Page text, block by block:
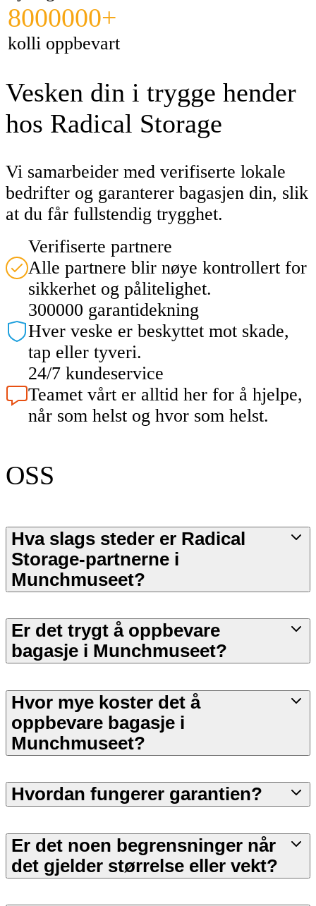
8000000+
kolli oppbevart
Vesken din i trygge hender
hos Radical Storage
Vi samarbeider med verifiserte lokale
bedrifter og garanterer bagasjen din, slik
at du får fullstendig trygghet.
Verifiserte partnere
Alle partnere blir nøye kontrollert for
sikkerhet og pålitelighet.
300000 garantidekning
Hver veske er beskyttet mot skade,
tap eller tyveri.
24/7 kundeservice
Teamet vårt er alltid her for å hjelpe,
når som helst og hvor som helst.
OSS
Hva slags steder er Radical
Storage-partnerne i
Munchmuseet?
Er det trygt å oppbevare
bagasje i Munchmuseet?
Hvor mye koster det å
oppbevare bagasje i
Munchmuseet?
Hvordan fungerer garantien?
Er det noen begrensninger når
det gjelder størrelse eller vekt?